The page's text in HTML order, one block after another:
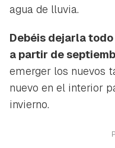
agua de lluvia.
Debéis dejarla
a partir de
emerger los nuevos
nuevo en el interior
invierno.